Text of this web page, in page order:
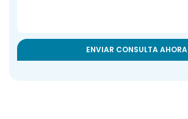
ENVIAR CONSULTA AHORA